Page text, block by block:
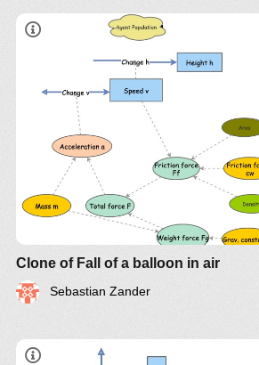
Clone of Fall of a balloon in air
Sebastian Zander